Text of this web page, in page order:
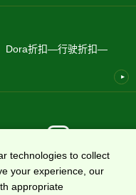
Dora折扣—行驶折扣—
technologies to collect
your experience, our
appropriate